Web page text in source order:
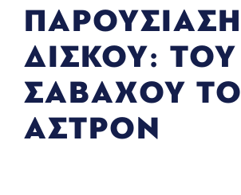
ΠΑΡΟΥΣΙΑΣΗ
ΔΙΣΚΟΥ: ΤΟΥ
ΣΑΒΑΧΟΥ ΤΟ
ΑΣΤΡΟΝ